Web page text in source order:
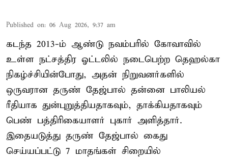
Published on: 06 Aug 2026, 9:37 am
கடந்த 2013-ம் ஆண்டு நவம்பரில் கோவாவில்
உள்ள நட்சத்திர ஓட்டலில் நடைபெற்ற தெஹல்கா
நிகழ்ச்சியின்போது, அதன் நிறுவனர்களில்
ஒருவரான தருண் தேஜ்பால் தன்னை பாலியல்
ரீதியாக துன்புறுத்தியதாகவும், தாக்கியதாகவும்
பெண் பத்திரிகையாளர் புகார் அளித்தார்.
இதையடுத்து தருண் தேஜ்பால் கைது
செய்யப்பட்டு 7 மாதங்கள் சிறையில்